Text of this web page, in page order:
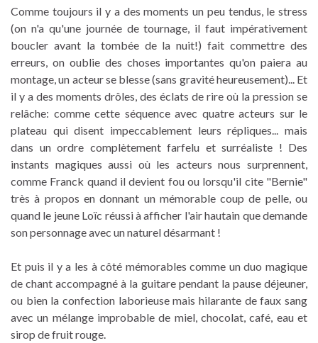
Comme toujours il y a des moments un peu tendus, le stress
(on n'a qu'une journée de tournage, il faut impérativement
boucler avant la tombée de la nuit!) fait commettre des
erreurs, on oublie des choses importantes qu'on paiera au
montage, un acteur se blesse (sans gravité heureusement)... Et
il y a des moments drôles, des éclats de rire où la pression se
relâche: comme cette séquence avec quatre acteurs sur le
plateau qui disent impeccablement leurs répliques... mais
dans un ordre complètement farfelu et surréaliste ! Des
instants magiques aussi où les acteurs nous surprennent,
comme Franck quand il devient fou ou lorsqu'il cite "Bernie"
très à propos en donnant un mémorable coup de pelle, ou
quand le jeune Loïc réussi à afficher l'air hautain que demande
son personnage avec un naturel désarmant !
Et puis il y a les à côté mémorables comme un duo magique
de chant accompagné à la guitare pendant la pause déjeuner,
ou bien la confection laborieuse mais hilarante de faux sang
avec un mélange improbable de miel, chocolat, café, eau et
sirop de fruit rouge.